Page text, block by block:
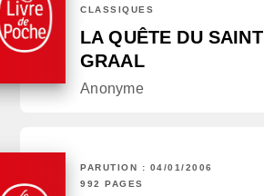
CLASSIQUES
LA QUÊTE DU SAINT
GRAAL
Anonyme
PARUTION : 04/01/2006
992 PAGES